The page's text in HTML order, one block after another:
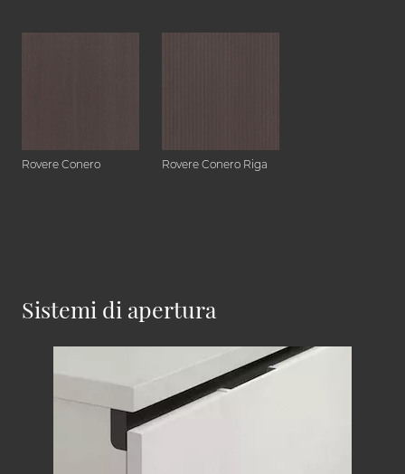
Rovere Conero Rovere Conero Riga
Sistemi di apertura